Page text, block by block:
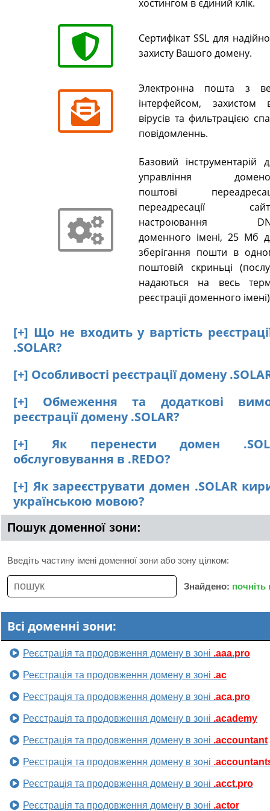
хостингом в єдиний клік.
Сертифікат SSL для
захисту Вашого домену.
Электронна пошта з
інтерфейсом, захистом
вірусів та фильтрацією
повідомленнь.
Базовий інструментарій
управління
поштові
переадресації
настроювання
доменного імені, 25 Мб
зберігання пошти в
поштовій скриньці
надаються на весь
реєстрації доменного
[+] Що не входить у вартість
.SOLAR?
[+] Особливості реєстрації домену
[+] Обмеження та додаткові
реєстрації домену .SOLAR?
[+] Як перенести домен
обслуговування в .REDO?
[+] Як зареєструвати домен .SOLAR
українською мовою?
Пошук доменної зони:
Введіть частину імені доменної зони або зону цілком:
Знайдено:
Всі доменні зони:
Реєстрація та продовження домену в зоні .aaa.pro
Реєстрація та продовження домену в зоні .ac
Реєстрація та продовження домену в зоні .aca.pro
Реєстрація та продовження домену в зоні .academy
Реєстрація та продовження домену в зоні .accountant
Реєстрація та продовження домену в зоні
Реєстрація та продовження домену в зоні .acct.pro
Реєстрація та продовження домену в зоні .actor